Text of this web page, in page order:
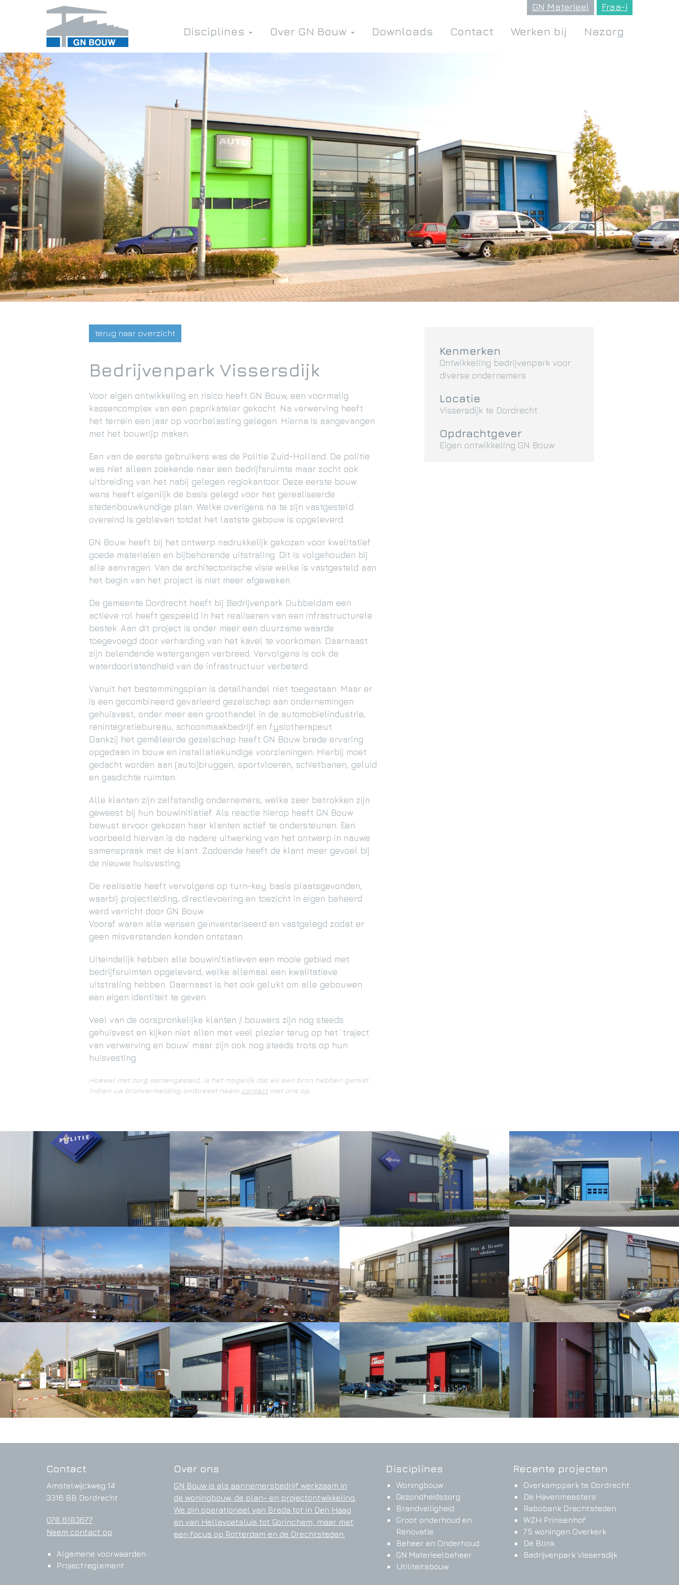
GN Materieel Fraa-i
Disciplines Over GN Bouw Downloads Contact Werken bij Nazorg
terug naar overzicht
Bedrijvenpark Vissersdijk
Voor eigen ontwikkeling en risico heeft GN Bouw, een voormalig
kassencomplex van een paprikateler gekocht. Na verwerving heeft
het terrein een jaar op voorbelasting gelegen. Hierna is aangevangen
met het bouwrijp maken.
Een van de eerste gebruikers was de Politie Zuid-Holland. De politie
was niet alleen zoekende naar een bedrijfsruimte maar zocht ook
uitbreiding van het nabij gelegen regiokantoor. Deze eerste bouw
wens heeft eigenlijk de basis gelegd voor het gerealiseerde
stedenbouwkundige plan. Welke overigens na te zijn vastgesteld
overeind is gebleven totdat het laatste gebouw is opgeleverd.
GN Bouw heeft bij het ontwerp nadrukkelijk gekozen voor kwalitatief
goede materialen en bijbehorende uitstraling. Dit is volgehouden bij
alle aanvragen. Van de architectonische visie welke is vastgesteld aan
het begin van het project is niet meer afgeweken.
De gemeente Dordrecht heeft bij Bedrijvenpark Dubbeldam een
actieve rol heeft gespeeld in het realiseren van een infrastructurele
bestek. Aan dit project is onder meer een duurzame waarde
toegevoegd door verharding van het kavel te voorkomen. Daarnaast
zijn belendende watergangen verbreed. Vervolgens is ook de
waterdoorlatendheid van de infrastructuur verbeterd.
Vanuit het bestemmingsplan is detailhandel niet toegestaan. Maar er
is een gecombineerd gevarieerd gezelschap aan ondernemingen
gehuisvest, onder meer een groothandel in de automobielindustrie,
renintegratiebureau, schoonmaakbedrijf en fysiotherapeut.
Dankzij het gemêleerde gezelschap heeft GN Bouw brede ervaring
opgedaan in bouw en installatiekundige voorzieningen. Hierbij moet
gedacht worden aan (auto)bruggen, sportvloeren, schietbanen, geluid
en gasdichte ruimten.
Alle klanten zijn zelfstandig ondernemers, welke zeer betrokken zijn
geweest bij hun bouwinitiatief. Als reactie hierop heeft GN Bouw
bewust ervoor gekozen haar klanten actief te ondersteunen. Een
voorbeeld hiervan is de nadere uitwerking van het ontwerp in nauwe
samenspraak met de klant. Zodoende heeft de klant meer gevoel bij
de nieuwe huisvesting.
De realisatie heeft vervolgens op turn-key basis plaatsgevonden,
waarbij projectleiding, directievoering en toezicht in eigen beheerd
werd verricht door GN Bouw.
Vooraf waren alle wensen geïnventariseerd en vastgelegd zodat er
geen misverstanden konden ontstaan.
Uiteindelijk hebben alle bouwinitiatieven een mooie gebied met
bedrijfsruimten opgeleverd, welke allemaal een kwalitatieve
uitstraling hebben. Daarnaast is het ook gelukt om alle gebouwen
een eigen identiteit te geven.
Veel van de oorspronkelijke klanten / bouwers zijn nog steeds
gehuisvest en kijken niet allen met veel plezier terug op het ‘traject
van verwerving en bouw’ maar zijn ook nog steeds trots op hun
huisvesting.
Hoewel met zorg samengesteld, is het mogelijk dat wij een bron hebben gemist.
Indien uw bronvermelding ontbreekt neem contactmet ons op.
Kenmerken
Ontwikkeling bedrijvenpark voor
diverse ondernemers
Locatie
Vissersdijk te Dordrecht
Opdrachtgever
Eigen ontwikkeling GN Bouw
Contact
Amstelwijckweg 14
3316 BB Dordrecht
078 6183677
Neem contact op
Algemene voorwaarden
Projectreglement
Over ons
GN Bouw is als aannemersbedrijf werkzaam in
de woningbouw, de plan- en projectontwikkeling.
We zijn operationeel van Breda tot in Den Haag
en van Hellevoetsluis tot Gorinchem, maar met
een focus op Rotterdam en de Drechtsteden.
Disciplines
Woningbouw
Gezondheidszorg
Brandveiligheid
Groot onderhoud en
Renovatie
Beheer en Onderhoud
GN Materieelbeheer
Utiliteitsbouw
Recente projecten
Overkamppark te Dordrecht
De Havenmeesters
Rabobank Drechtsteden
WZH Prinsenhof
75 woningen Overkerk
De Blink
Bedrijvenpark Vissersdijk